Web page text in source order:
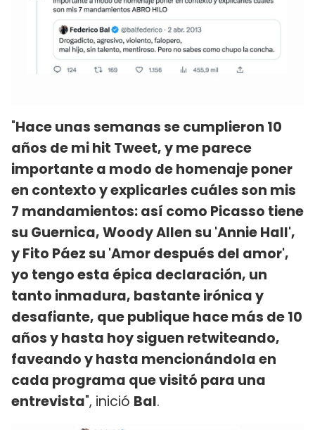
"Hace unas semanas se cumplieron 10
años de mi hit Tweet, y me parece
importante a modo de homenaje poner
en contexto y explicarles cuáles son mis
7 mandamientos: así como Picasso tiene
su Guernica, Woody Allen su 'Annie Hall',
y Fito Páez su 'Amor después del amor',
yo tengo esta épica declaración, un
tanto inmadura, bastante irónica y
desafiante, que publique hace más de 10
años y hasta hoy siguen retwiteando,
faveando y hasta mencionándola en
cada programa que visitó para una
entrevista", inició Bal.